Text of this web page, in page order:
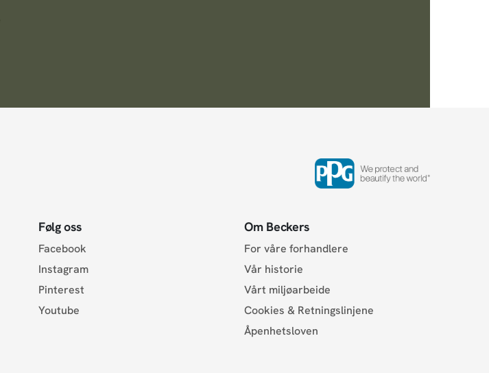
Følg oss
Facebook
Instagram
Pinterest
Youtube
Om Beckers
For våre forhandlere
Vår historie
Vårt miljøarbeide
Cookies & Retningslinjene
Åpenhetsloven